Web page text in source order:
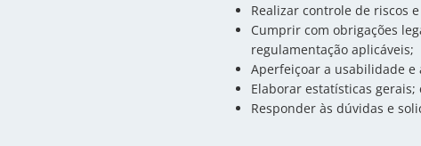
Realizar controle de riscos
Cumprir com obrigações
regulamentação aplicáveis;
Aperfeiçoar a usabilidade
Elaborar estatísticas gerais;
Responder às dúvidas e